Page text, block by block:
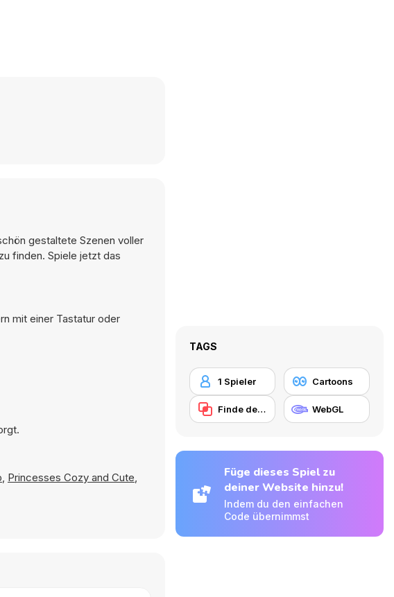
gestaltete Szenen voller
finden. Spiele jetzt das
mit einer Tastatur oder
, Princesses Cozy and Cute,
TAGS
1 Spieler Cartoons
Finde den Unterschied WebGL
Füge dieses Spiel zu
deiner Website hinzu!
Indem du den einfachen
Code übernimmst